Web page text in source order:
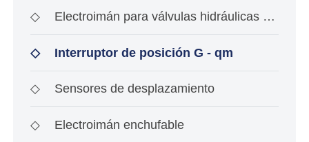
tipo interrup
◇ Electroimán para válvulas hidráulicas a
prueba de
◇ Interruptor de posición G - qm
◇ Sensores de desplazamiento
◇ Electroimán enchufable